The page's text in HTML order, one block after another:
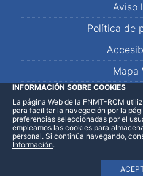
Aviso
Política de
Mapa
LinkedInFacebookWhatsApp
INFORMACIÓN SOBRE COOKIES
La página Web de la FNMT-RCM
para facilitar la navegación por la
preferencias seleccionadas por el
empleamos las cookies para
personal. Si continúa navegando,
Información.